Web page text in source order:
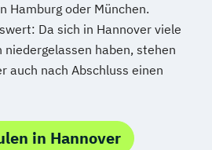
Hamburg oder München.
Da sich in Hannover viele
haben, stehen
auch nach Abschluss einen
in Hannover